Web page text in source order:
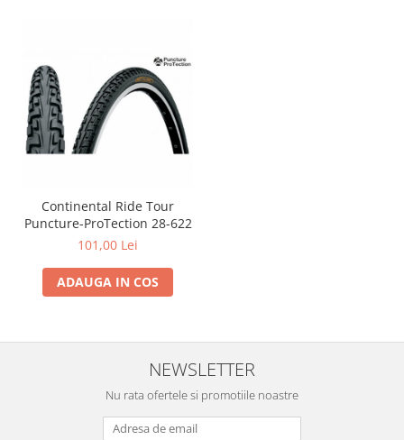
Continental Ride Tour
Puncture-ProTection 28-622
101,00 Lei
ADAUGA IN COS
NEWSLETTER
Nu rata ofertele si promotiile noastre